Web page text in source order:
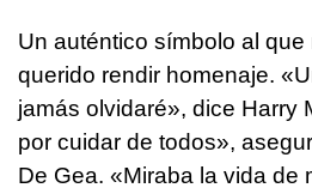
Un auténtico símbolo al
querido rendir homenaje.
jamás olvidaré», dice Harry
por cuidar de todos»,
De Gea. «Miraba la vida de